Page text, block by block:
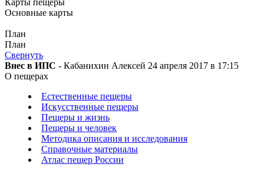
Карты пещеры
Основные карты
План
План
Свернуть
Внес в ИПС - Кабанихин Алексей 24 апреля 2017 в 17:15
О пещерах
Естественные пещеры
Искусственные пещеры
Пещеры и жизнь
Пещеры и человек
Методика описания и исследования
Справочные материалы
Атлас пещер России